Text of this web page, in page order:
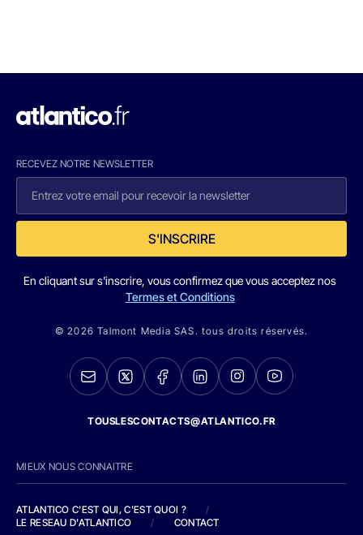
RECEVEZ NOTRE NEWSLETTER
S'INSCRIRE
En cliquant sur s'inscrire, vous confirmez que vous acceptez nos
Termes et Conditions
© 2026 Talmont Media SAS. tous droits réservés.
TOUSLESCONTACTS@ATLANTICO.FR
MIEUX NOUS CONNAITRE
ATLANTICO C'EST QUI, C'EST QUOI ?
/
LE RESEAU D'ATLANTICO
/ CONTACT